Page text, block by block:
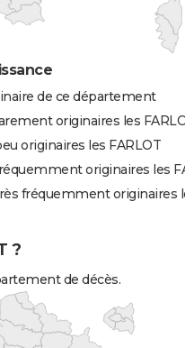
de ce département
originaires les
originaires les FARLOT
originaires les
fréquemment originaires
?
de décès.